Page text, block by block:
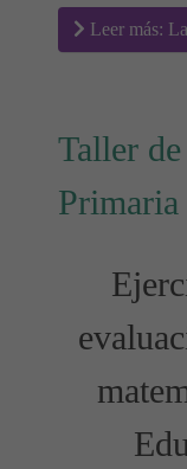
Leer más:
Taller
Primaria